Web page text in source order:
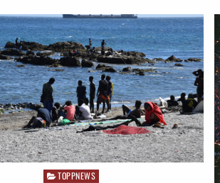
Posted
TOPPNEWS